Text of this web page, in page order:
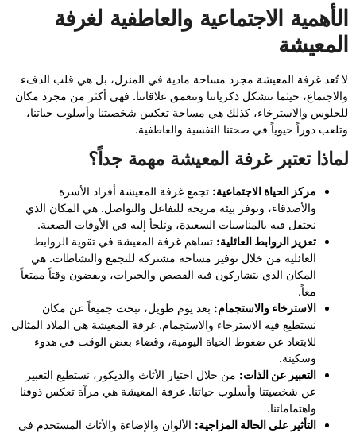
الأهمية الاجتماعية والعاطفية لغرفة
المعيشة
لا تُعد غرفة المعيشة مجرد مساحة مادية في المنزل، بل هي قلب الدفء
والاجتماع، حيثما تتشكل ذكرياتنا وتتعمق علاقاتنا. فهي أكثر من مجرد مكان
للجلوس والاسترخاء، كذلك هي مساحة تعكس شخصيتنا وأسلوب حياتنا،
وتلعب دوراً حيوياً في صحتنا النفسية والعاطفية.
لماذا تعتبر غرفة المعيشة مهمة جداً؟
مركز الحياة الاجتماعية: تجمع غرفة المعيشة أفراد الأسرة
والأصدقاء، وتوفر بيئة مريحة للتفاعل والتواصل. هي المكان الذي
نحتفل فيه بالمناسبات السعيدة، ونلجأ إليه في الأوقات الصعبة.
تعزيز الروابط العائلية: تساهم غرفة المعيشة في تقوية الروابط
العائلية من خلال توفير مساحة مشتركة للتجمع والنشاطات. هي
المكان الذي يتشاركون فيه القصص والخبرات، ويقضون وقتاً ممتعاً
معاً.
الاسترخاء والاستجمام: بعد يوم طويل، نبحث جميعاً عن مكان
نستطيع فيه الاسترخاء والاستجمام. غرفة المعيشة هي الملاذ المثالي
للابتعاد عن ضغوط الحياة اليومية، وقضاء بعض الوقت في هدوء
وسكينة.
التعبير عن الذات: من خلال اختيار الأثاث والديكور، نستطيع التعبير
عن شخصيتنا وأسلوب حياتنا. غرفة المعيشة هي مرآة تعكس ذوقنا
واهتماماتنا.
التأثير على الحالة المزاجية: الألوان والإضاءة والأثاث المستخدم في